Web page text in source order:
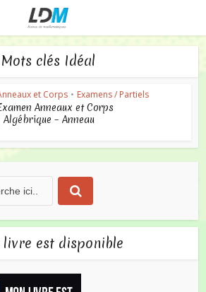
Mots clés Idéal
et Corps • Examens / Partiels
Anneaux et Corps
Algébrique – Anneau
livre est disponible